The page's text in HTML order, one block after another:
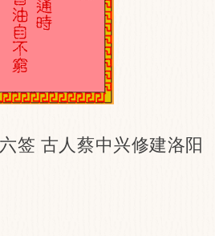
签 古人蔡中兴修建洛阳